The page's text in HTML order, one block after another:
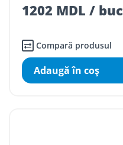
1202 MDL / buc
Compară produsul
Adaugă în coş